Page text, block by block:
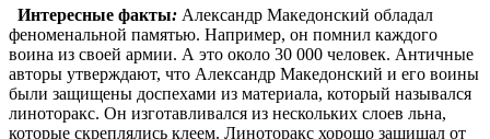
Интересные факты: Александр Македонский обладал
феноменальной памятью. Например, он помнил каждого
воина из своей армии. А это около 30 000 человек. Античные
авторы утверждают, что Александр Македонский и его воины
были защищены доспехами из материала, который назывался
линоторакс. Он изготавливался из нескольких слоев льна,
которые скреплялись клеем. Линоторакс хорошо защищал от